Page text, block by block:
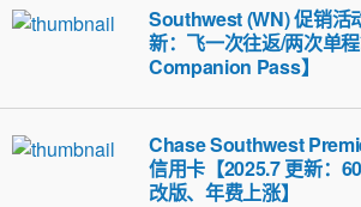
Southwest (WN) 促销活
新：飞一次往返/两次单
Companion Pass】
Chase Southwest
信用卡【2025.7 更新：
改版、年费上涨】